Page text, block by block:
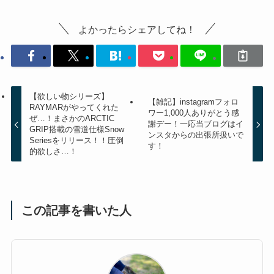
よかったらシェアしてね！
【欲しい物シリーズ】
RAYMARがやってくれた
ぜ…！まさかのARCTIC
GRIP搭載の雪道仕様Snow
Seriesをリリース！！圧倒
的欲しさ…！
【雑記】instagramフォロ
ワー1,000人ありがとう感
謝デー！一応当ブログはイ
ンスタからの出張所扱いで
す！
この記事を書いた人